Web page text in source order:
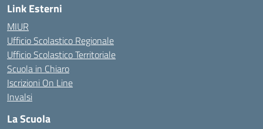
Link Esterni
MIUR
Ufficio Scolastico Regionale
Ufficio Scolastico Territoriale
Scuola in Chiaro
Iscrizioni On Line
Invalsi
La Scuola